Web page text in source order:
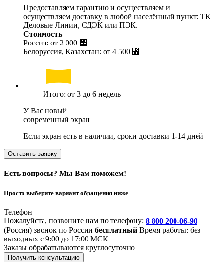
Предоставляем гарантию и осуществляем и
осуществляем доставку в любой населённый пункт: ТК
Деловые Линии, СДЭК или ПЭК.
Стоимость
Россия: от 2 000 ⃏
Белоруссия, Казахстан: от 4 500 ⃏
Итого: от 3 до 6 недель
У Вас новый
современный экран
Если экран есть в наличии, сроки доставки 1-14 дней
Оставить заявку
Есть вопросы? Мы Вам поможем!
Просто выберите вариант обращения ниже
Телефон
Пожалуйста, позвоните нам по телефону: 8 800 200-06-90
(Россия) звонок по России бесплатный Время работы: без
выходных с 9:00 до 17:00 МСК
Заказы обрабатываются круглосуточно
Получить консультацию